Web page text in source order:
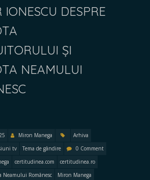
IONESCU DESPRE
ȘI
NEAMULUI
Miron Manega
Arhiva
tv Tema de gândire
0 Comment
certitudinea.com
certitudinea.ro
Neamului Românesc
Miron Manega